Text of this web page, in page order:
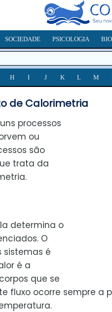
SOCIEDADE PSICOLOGIA
H I J K L M
de Calorimetria
processos
ou
são
trata da
determina o
O
sistemas é
é a
que se
fluxo ocorre sempre a